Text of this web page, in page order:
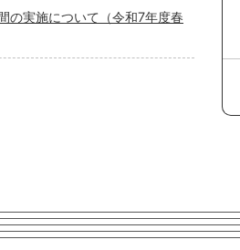
の実施について（令和7年度春